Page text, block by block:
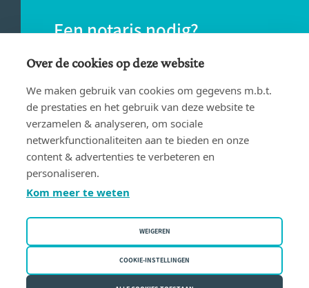
Een notaris nodig?
Vind eenvoudig een notaris bij jou in de
buurt.
VIND EEN NOTARIS
Gebruiksvoorwaarden
Privacy policy
Cookiebeleid
Over de cookies op deze website
We maken gebruik van cookies om gegevens m.b.t.
de prestaties en het gebruik van deze website te
verzamelen & analyseren, om sociale
netwerkfunctionaliteiten aan te bieden en onze
content & advertenties te verbeteren en
personaliseren.
Kom meer te weten
WEIGEREN
COOKIE-INSTELLINGEN